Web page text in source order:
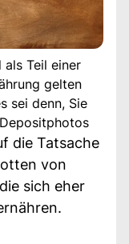
als Teil einer
gelten
sei denn, Sie
die Tatsache
von
sich eher